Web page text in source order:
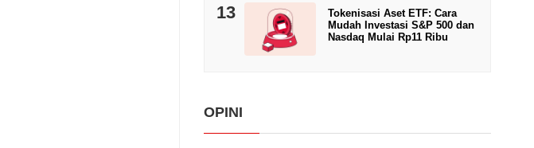
13
Tokenisasi Aset ETF: Cara
Mudah Investasi S&P 500 dan
Nasdaq Mulai Rp11 Ribu
OPINI